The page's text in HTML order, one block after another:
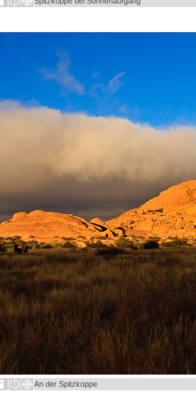
An der Spitzkoppe